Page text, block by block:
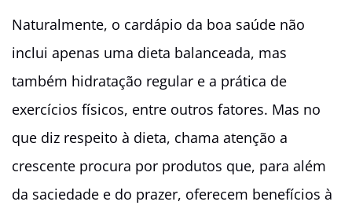
Naturalmente, o cardápio da boa saúde não
inclui apenas uma dieta balanceada, mas
também hidratação regular e a prática de
exercícios físicos, entre outros fatores. Mas no
que diz respeito à dieta, chama atenção a
crescente procura por produtos que, para além
da saciedade e do prazer, oferecem benefícios à